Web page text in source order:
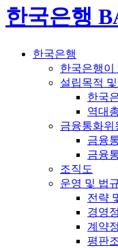
한국은행
한국은행
한국은행이
설립목적
한국
역대
금융통화위
금융
금융
조직도
운영 및 법
전략
경영
계약
평판